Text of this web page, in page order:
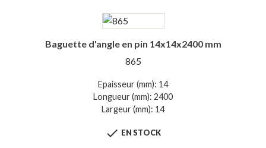
Baguette d'angle en pin 14x14x2400 mm
865
Epaisseur (mm): 14
Longueur (mm): 2400
Largeur (mm): 14
 EN STOCK